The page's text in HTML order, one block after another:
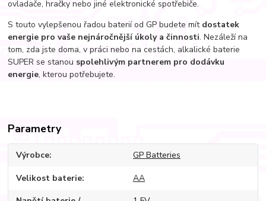
ovladače, hračky nebo jiné elektronické spotřebiče.
S touto vylepšenou řadou baterií od GP budete mít dostatek
energie pro vaše nejnáročnější úkoly a činnosti. Nezáleží na
tom, zda jste doma, v práci nebo na cestách, alkalické baterie
SUPER se stanou spolehlivým partnerem pro dodávku
energie, kterou potřebujete.
Parametry
Výrobce GP Batteries
Velikost baterie AA